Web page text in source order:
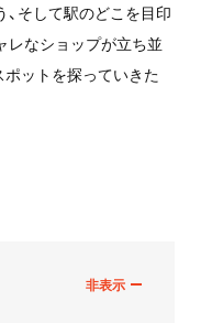
そして駅のどこを目印
レなショップが立ち並
ポットを探っていきた